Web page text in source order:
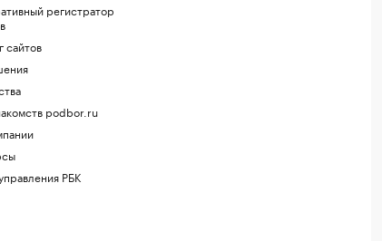
регистратор
сайтов
podbor.ru
РБК